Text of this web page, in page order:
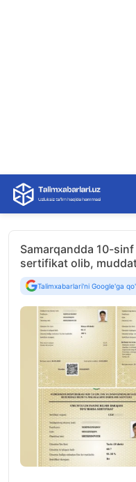
Skip
content
Samarqandda 10-
sertifikat olib,
Talimxabarlari'ni Google'ga